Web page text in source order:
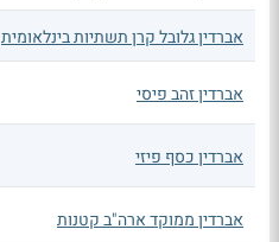
אברדין גלובל קרן תשתיות בינלאומית
אברדין זהב פיסי
אברדין כסף פיזי
אברדין ממוקד ארה"ב קטנות